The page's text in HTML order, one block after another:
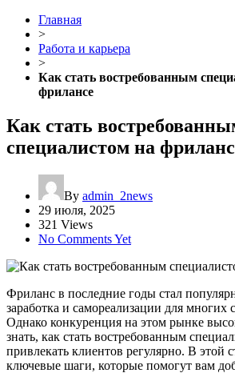
Главная
>
Работа и карьера
>
Как стать востребованным
фрилансе
Как стать
специалистом на
By admin_2news
29 июля, 2025
321 Views
No Comments Yet
Фриланс в последние годы стал
заработка и самореализации для многих
Однако конкуренция на этом рынке
знать, как стать востребованным
привлекать клиентов регулярно. В этой
ключевые шаги, которые помогут вам